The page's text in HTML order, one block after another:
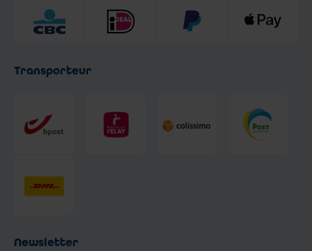
Transporteur
Newsletter